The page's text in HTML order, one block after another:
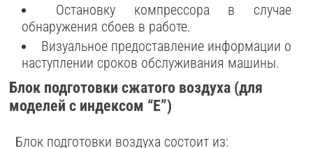
Остановку компрессора в случае
обнаружения сбоев в работе.
Визуальное предоставление информации о
наступлении сроков обслуживания машины.
Блок подготовки сжатого воздуха (для
моделей с индексом “E”)
Блок подготовки воздуха состоит из: